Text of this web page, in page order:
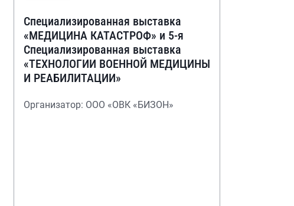
Специализированная выставка
«МЕДИЦИНА КАТАСТРОФ» и 5-я
Специализированная выставка
«ТЕХНОЛОГИИ ВОЕННОЙ МЕДИЦИНЫ
И РЕАБИЛИТАЦИИ»
Организатор: ООО «ОВК «БИЗОН»